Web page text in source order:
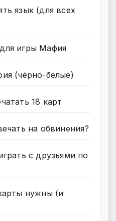
язык (для всех
игры Мафия
(чёрно-белые)
18 карт
на обвинения?
с друзьями по
нужны (и